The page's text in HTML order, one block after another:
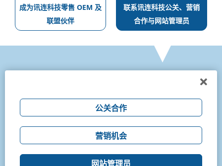
成为讯连科技零售 OEM 及
联盟伙伴
联系讯连科技公关、营销
合作与网站管理员
公关合作
营销机会
网站管理员